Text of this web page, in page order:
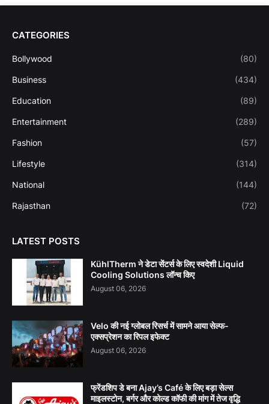
CATEGORIES
Bollywood (80)
Business (434)
Education (89)
Entertainment (289)
Fashion (57)
Lifestyle (314)
National (144)
Rajasthan (72)
LATEST POSTS
KühlTherm ने डेटा सेंटर्स के लिए स्वदेशी Liquid
Cooling Solutions लॉन्च किए
August 06, 2026
Velo की नई ग्लोबल रिसर्च में सामने आया सेल्फ-
एक्सप्रेशन का रिपल इफेक्ट
August 06, 2026
फ्रेंडशिप डे बना Ajay’s Café के लिए बड़ा सेल्स
माइलस्टोन, बर्गर और कोल्ड कॉफी की मांग में तेज वृद्धि